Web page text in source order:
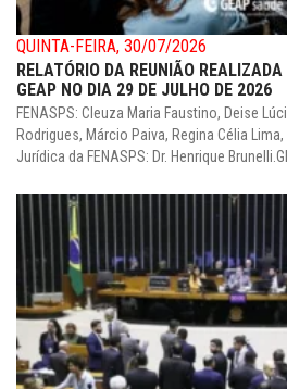
QUINTA-FEIRA, 30/07/2026
RELATÓRIO DA REUNIÃO
GEAP NO DIA 29 DE JULHO DE 2026
FENASPS: Cleuza Maria Faustino, Deise
Rodrigues, Márcio Paiva, Regina Célia
Jurídica da FENASPS: Dr. Henrique